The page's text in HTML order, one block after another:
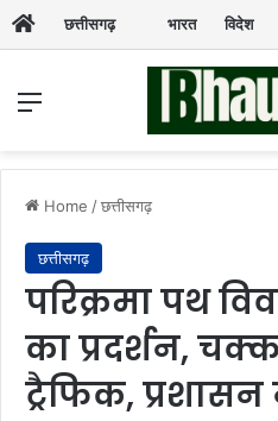
छत्तीसगढ़ भारत विदेश
Menu
Home /छत्तीसगढ़
छत्तीसगढ़
परिक्रमा पथ
का प्रदर्शन,
ट्रैफिक,